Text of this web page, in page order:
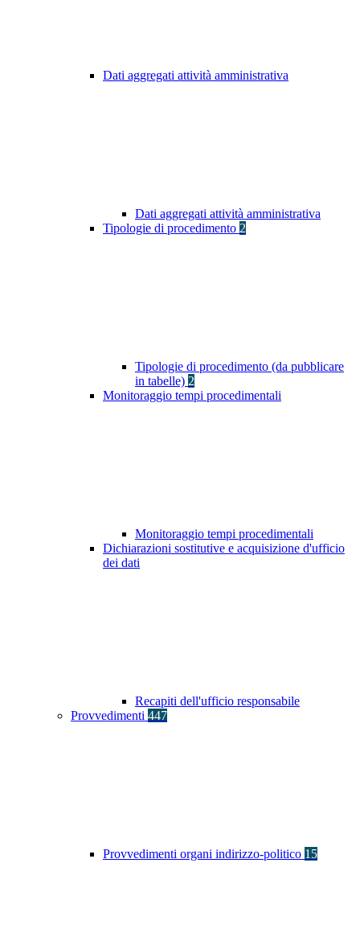
Dati aggregati attività amministrativa
Dati aggregati attività amministrativa
Tipologie di procedimento 2
Tipologie di procedimento (da pubblicare
in tabelle) 2
Monitoraggio tempi procedimentali
Monitoraggio tempi procedimentali
Dichiarazioni sostitutive e acquisizione d'ufficio
dei dati
Recapiti dell'ufficio responsabile
Provvedimenti 447
Provvedimenti organi indirizzo-politico 15